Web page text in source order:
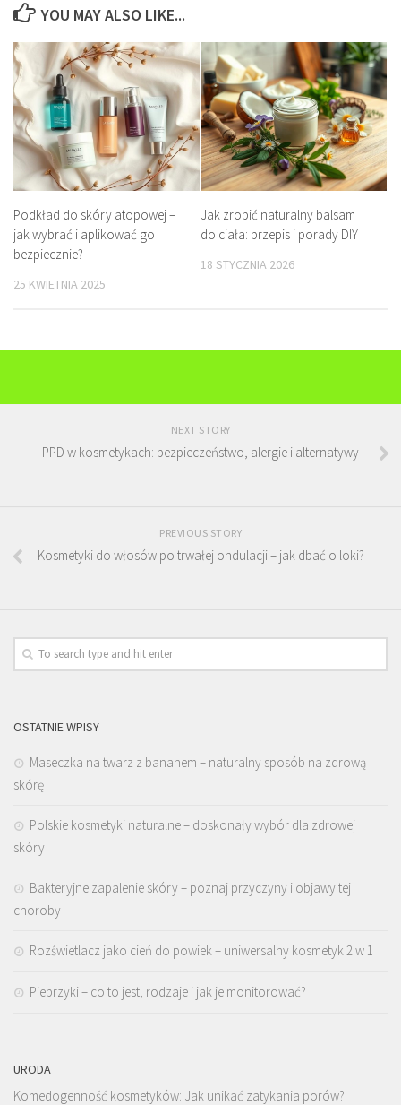
YOU MAY ALSO LIKE...
Podkład do skóry atopowej –
jak wybrać i aplikować go
bezpiecznie?
25 KWIETNIA 2025
Jak zrobić naturalny balsam
do ciała: przepis i porady DIY
18 STYCZNIA 2026
NEXT STORY
PPD w kosmetykach: bezpieczeństwo, alergie i alternatywy
PREVIOUS STORY
Kosmetyki do włosów po trwałej ondulacji – jak dbać o loki?
OSTATNIE WPISY
Maseczka na twarz z bananem – naturalny sposób na zdrową
skórę
Polskie kosmetyki naturalne – doskonały wybór dla zdrowej
skóry
Bakteryjne zapalenie skóry – poznaj przyczyny i objawy tej
choroby
Rozświetlacz jako cień do powiek – uniwersalny kosmetyk 2 w 1
Pieprzyki – co to jest, rodzaje i jak je monitorować?
URODA
Komedogenność kosmetyków: Jak unikać zatykania porów?